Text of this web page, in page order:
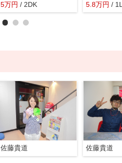
5万円 / 2DK
5.8万円 /
佐藤貴道 佐藤貴道